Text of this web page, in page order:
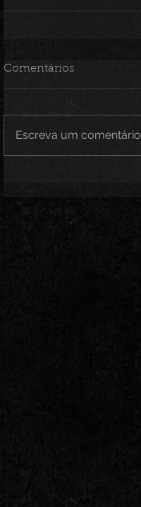
Comentários
Escreva um comentário